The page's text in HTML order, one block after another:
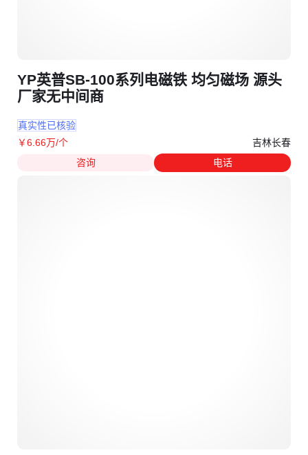
YP英普SB-100系列电磁铁 均匀磁场 源头
厂家无中间商
真实性已核验
￥6 .66万/个
吉林长春
咨询
电话